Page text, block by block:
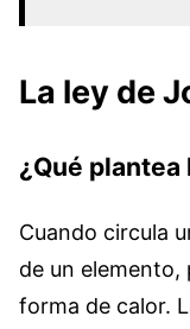
La ley de
¿Qué plantea
Cuando circula
de un elemento,
forma de calor.